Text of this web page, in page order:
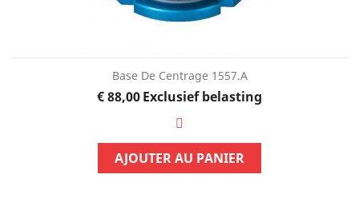
Base De Centrage 1557.A
Prijs
€ 88,00Exclusief belasting
AJOUTER AU PANIER